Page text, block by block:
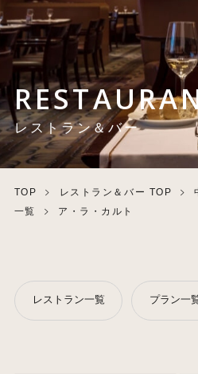
レストラン＆バー
TOP レストラン＆バー TOP
一覧
ア・ラ・カルト
レストラン一覧 プラン一